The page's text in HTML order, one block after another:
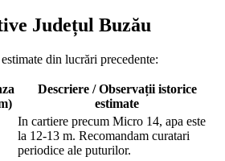
Județul Buzău
din lucrări precedente:
Descriere / Observații istorice
estimate
In cartiere precum Micro 14, apa este
la 12-13 m. Recomandam curatari
periodice ale puturilor.